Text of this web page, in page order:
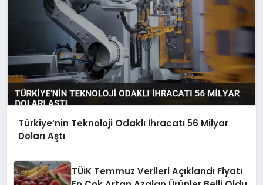
Türkiye’nin Teknoloji Odaklı İhracatı 56 Milyar
Doları Aştı
TÜİK Temmuz Verileri Açıklandı Fiyatı